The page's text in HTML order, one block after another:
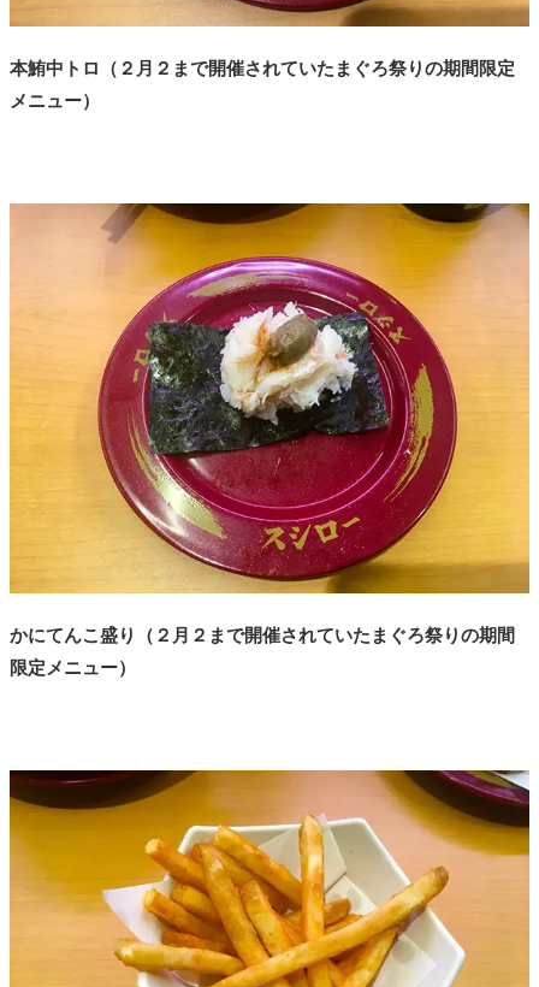
本鮪中トロ
（２月２まで開催されていたまぐろ祭りの期間限定
メニュー）
かにてんこ盛り
（２月２まで開催されていたまぐろ祭りの期間
限定メニュー）